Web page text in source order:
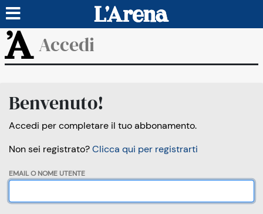
Accedi
Benvenuto!
Accedi per completare il tuo abbonamento.
Non sei registrato?Clicca qui per registrarti
EMAIL O NOME UTENTE